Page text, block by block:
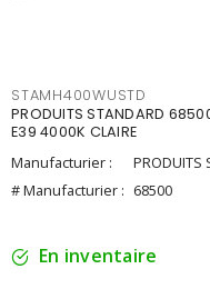
STAMH400WUSTD
PRODUITS STANDARD
E39 4000K CLAIRE
Manufacturier :
PRODUITS
# Manufacturier : 68500
En inventaire